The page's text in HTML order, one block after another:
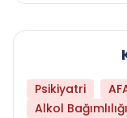
Psikiyatri
Alkol Bağımlılığı